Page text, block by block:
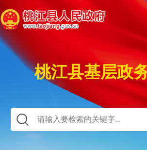
桃江县基层政